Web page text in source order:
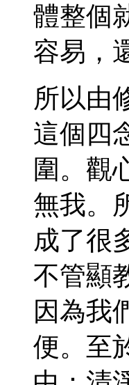
體整個
容易，
所以由
這個四
圍。觀
無我。
成了很
不管顯
因為我
便。至